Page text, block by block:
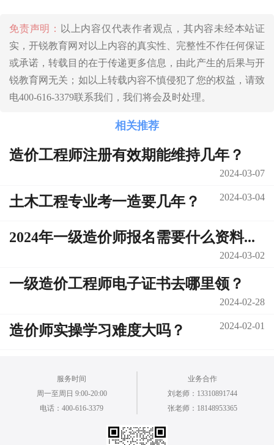
免责声明：
以上内容仅代表作者观点，其内容未经本站证
实，开锐教育网对以上内容的真实性、完整性不作任何保证
或承诺，转载目的在于传递更多信息，由此产生的后果与开
锐教育网无关；如以上转载内容不慎侵犯了您的权益，请致
电400-616-3379联系我们，我们将会及时处理。
相关推荐
造价工程师注册有效期能维持几年？
2024-03-07
土木工程专业考一造要几年？ 2024-03-04
2024年一级造价师报名需要什么资料...
2024-03-02
一级造价工程师电子证书去哪里领？
2024-02-28
造价师实操学习难度大吗？ 2024-02-01
服务时间
周一至周日 9:00-20:00
电话：400-616-3379
业务合作
刘老师：13310891744
张老师：18148953365